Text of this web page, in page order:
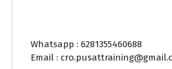
Whatsapp : 6281355460688
Email :